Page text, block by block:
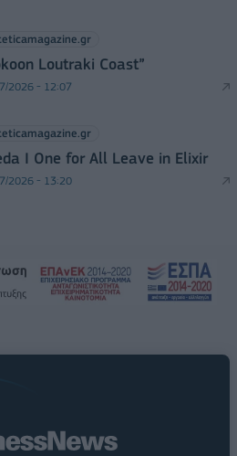
Loutraki Coast”
2026 - 12:07
I One for All Leave in Elixir
2026 - 13:20